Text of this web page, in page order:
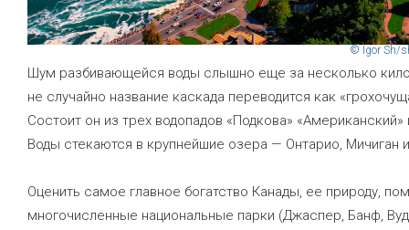
© Igor Sh/
Шум разбивающейся воды слышно еще за несколько
не случайно название каскада переводится как
Состоит он из трех водопадов «Подкова» «Американский»
Воды стекаются в крупнейшие озера — Онтарио, Мичиган
Оценить самое главное богатство Канады, ее природу,
многочисленные национальные парки (Джаспер, Банф,